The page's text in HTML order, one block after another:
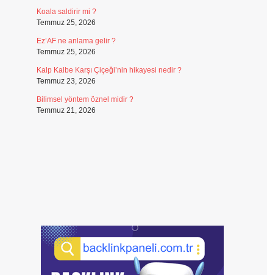
Koala saldirir mi ?
Temmuz 25, 2026
Ez’AF ne anlama gelir ?
Temmuz 25, 2026
Kalp Kalbe Karşı Çiçeği’nin hikayesi nedir ?
Temmuz 23, 2026
Bilimsel yöntem öznel midir ?
Temmuz 21, 2026